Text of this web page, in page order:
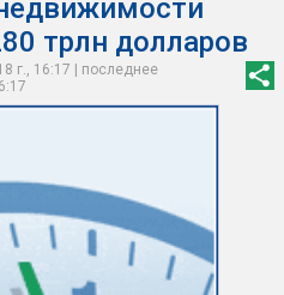
трлн долларов
г., 16:17 | последнее